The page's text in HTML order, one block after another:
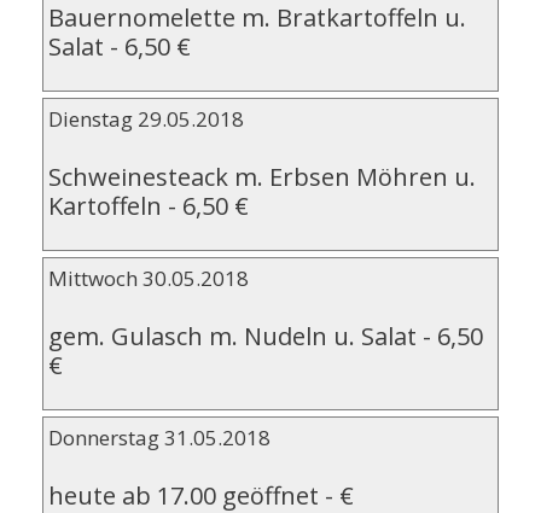
Bauernomelette m. Bratkartoffeln u.
Salat - 6,50 €
Dienstag 29.05.2018
Schweinesteack m. Erbsen Möhren u.
Kartoffeln - 6,50 €
Mittwoch 30.05.2018
gem. Gulasch m. Nudeln u. Salat - 6,50
€
Donnerstag 31.05.2018
heute ab 17.00 geöffnet - €